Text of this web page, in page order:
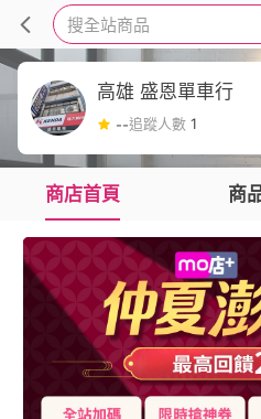
搜全站商品
高雄 盛恩單車行
--追蹤人數 1
商店首頁 商